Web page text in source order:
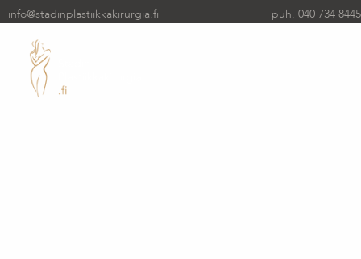
info@stadinplastiikkakirurgia.fi puh. 040 734 8445